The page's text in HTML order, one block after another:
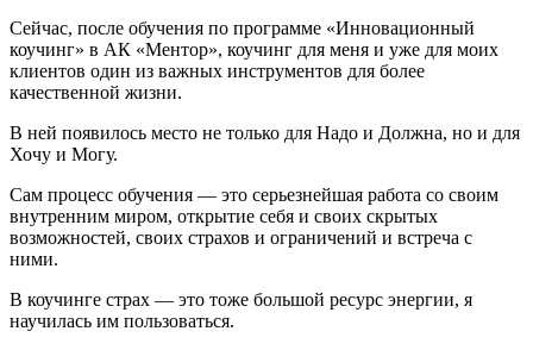
Сейчас, после обучения по программе «Инновационный
коучинг» в АК «Ментор», коучинг для меня и уже для моих
клиентов один из важных инструментов для более
качественной жизни.
В ней появилось место не только для Надо и Должна, но и для
Хочу и Могу.
Сам процесс обучения — это серьезнейшая работа со своим
внутренним миром, открытие себя и своих скрытых
возможностей, своих страхов и ограничений и встреча с
ними.
В коучинге страх — это тоже большой ресурс энергии, я
научилась им пользоваться.